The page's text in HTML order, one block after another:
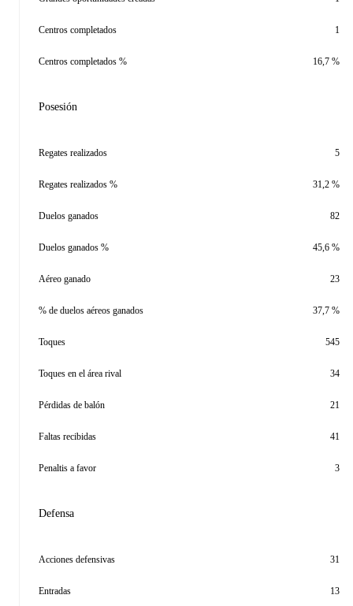
Centros completados 1
Centros completados % 16,7 %
Posesión
Regates realizados 5
Regates realizados % 31,2 %
Duelos ganados 82
Duelos ganados % 45,6 %
Aéreo ganado 23
% de duelos aéreos ganados 37,7 %
Toques 545
Toques en el área rival 34
Pérdidas de balón 21
Faltas recibidas 41
Penaltis a favor 3
Defensa
Acciones defensivas 31
Entradas 13